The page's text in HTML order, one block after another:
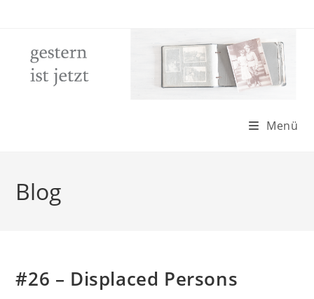
Menü
Blog
#26 – Displaced Persons